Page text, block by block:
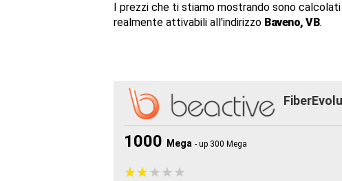
I prezzi che ti stiamo mostrando sono
realmente attivabili all'indirizzo Baveno, VB.
1000 Mega - up 300 Mega
★★★★★
★★★★★